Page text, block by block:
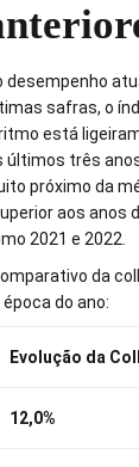
desempenho
safras, o
está
três
próximo da
aos anos
2021 e 2022.
da
do ano:
Evolução da
12,0%